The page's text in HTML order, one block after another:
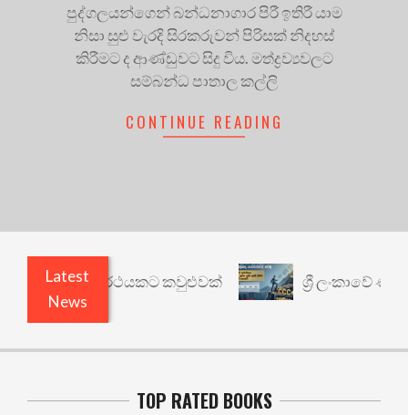
පුද්ගලයන්ගෙන් බන්ධනාගාර පිරී ඉතිරී යාම
නිසා සුළු වැරදි සිරකරුවන් පිරිසක් නිදහස්
කිරීමට ද ආණ්ඩුවට සිදු විය. මත්ද්‍රව්‍යවලට
සම්බන්ධ පාතාල කල්ලි
CONTINUE READING
Latest
News
වෙනත් යථාර්ථයකට කවුළුවක් ශ්‍රී ලංකාවේ ණය
TOP RATED BOOKS